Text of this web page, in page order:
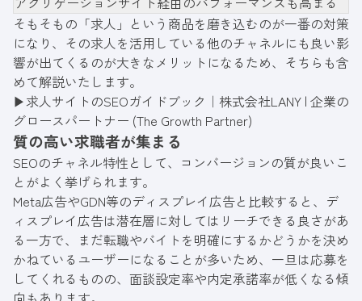
そもそもの「求人」という商品を磨き込むのが一番の対策
になり、その求人を活用している他のチャネルにも良い影
響が出てくるのが大きなメリットになるため、そちらも含
めて解説いたします。
▶求人サイトのSEOガイドブック｜株式会社LANY | 企業の
グロースパートナー (The Growth Partner)
質の高い求職者が集まる
SEOのチャネル特性として、コンバージョンの質が良いこ
とがよく挙げられます。
Meta広告やGDN等のディスプレイ広告と比較すると、デ
ィスプレイ広告は潜在層に対してはリーチできる良さがあ
る一方で、まだ転職やバイトを明確にするかどうかを決め
かねているユーザーになることが多いため、一旦は応募を
してくれるものの、面談設定率や内定承諾率が低くなる傾